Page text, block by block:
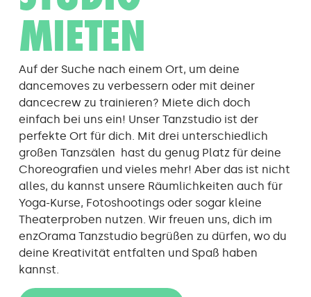
MIETEN
Auf der Suche nach einem Ort, um deine
dancemoves zu verbessern oder mit deiner
dancecrew zu trainieren? Miete dich doch
einfach bei uns ein! Unser Tanzstudio ist der
perfekte Ort für dich. Mit drei unterschiedlich
großen Tanzsälen hast du genug Platz für deine
Choreografien und vieles mehr! Aber das ist nicht
alles, du kannst unsere Räumlichkeiten auch für
Yoga-Kurse, Fotoshootings oder sogar kleine
Theaterproben nutzen. Wir freuen uns, dich im
enzOrama Tanzstudio begrüßen zu dürfen, wo du
deine Kreativität entfalten und Spaß haben
kannst.